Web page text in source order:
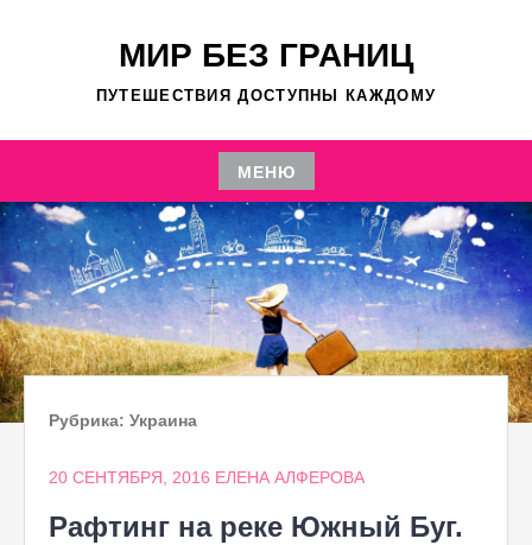
МИР БЕЗ ГРАНИЦ
ПУТЕШЕСТВИЯ ДОСТУПНЫ КАЖДОМУ
МЕНЮ
Перейти
к
содержимому
Рубрика: Украина
20 СЕНТЯБРЯ, 2016 ЕЛЕНА АЛФЕРОВА
Рафтинг на реке Южный Буг.